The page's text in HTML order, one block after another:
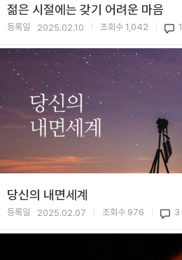
젊은 시절에는 갖기 어려운 마음
등록일 2025.02.10 조회수 1,042 1
당신의 내면세계
등록일 2025.02.07 조회수 976 3